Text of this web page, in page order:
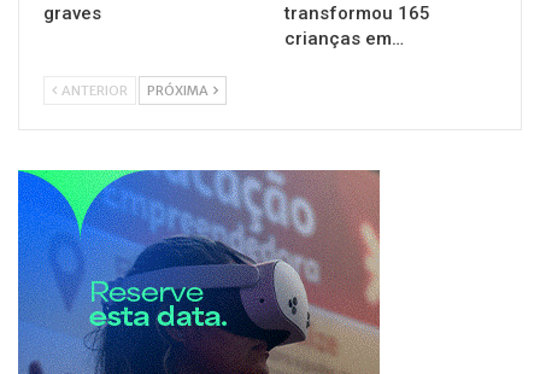
graves
transformou 165
crianças em…
ANTERIOR PRÓXIMA